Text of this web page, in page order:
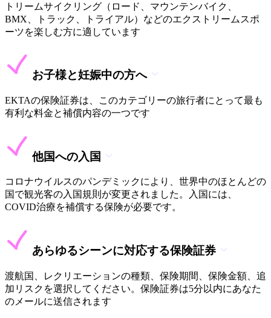
トリームサイクリング（ロード、マウンテンバイク、
BMX、トラック、トライアル）などのエクストリームスポ
ーツを楽しむ方に適しています
お子様と妊娠中の方へ
EKTAの保険証券は、このカテゴリーの旅行者にとって最も
有利な料金と補償内容の一つです
他国への入国
コロナウイルスのパンデミックにより、世界中のほとんどの
国で観光客の入国規則が変更されました。入国には、
COVID治療を補償する保険が必要です。
あらゆるシーンに対応する保険証券
渡航国、レクリエーションの種類、保険期間、保険金額、追
加リスクを選択してください。保険証券は5分以内にあなた
のメールに送信されます